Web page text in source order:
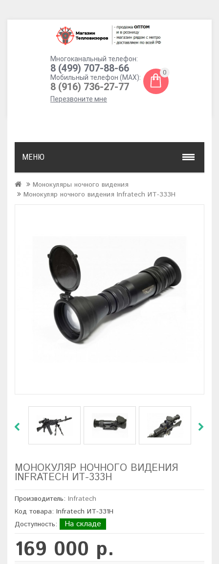
Многоканальный телефон:
8 (499) 707-88-66
Мобильный телефон (MAX):
8 (916) 736-27-77
Перезвоните мне
0
МЕНЮ
Монокуляры ночного видения
Монокуляр ночного видения Infratech ИТ-333Н
МОНОКУЛЯР НОЧНОГО ВИДЕНИЯ
INFRATECH ИТ-333Н
Производитель: Infratech
Код товара: Infratech ИТ-331Н
Доступность:
На складе
169 000 р.